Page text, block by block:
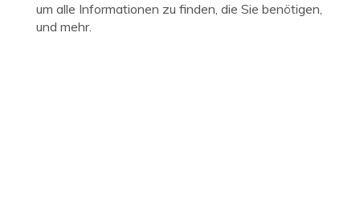
um alle Informationen zu finden, die Sie benötigen,
und mehr.